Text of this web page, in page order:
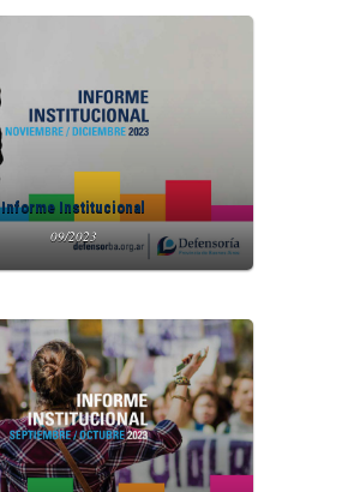
Informe Institucional
09/2023